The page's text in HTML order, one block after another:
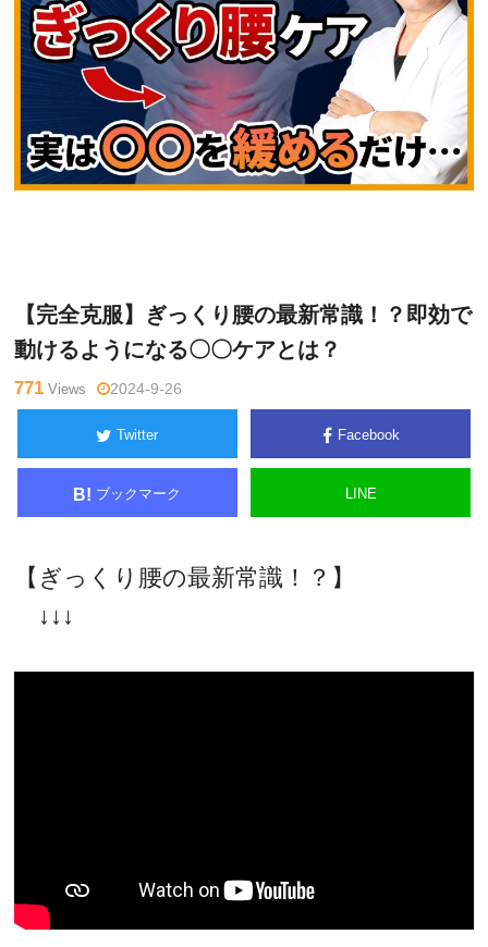
【完全克服】ぎっくり腰の最新常識！？即効で
動けるようになる〇〇ケアとは？
771 Views 2024-9-26
Twitter Facebook
B! ブックマーク LINE
【ぎっくり腰の最新常識！？】
↓↓↓